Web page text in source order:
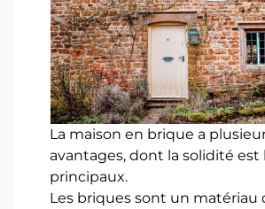
La maison en brique a
avantages, dont la solidité est
principaux.
Les briques sont un matériau